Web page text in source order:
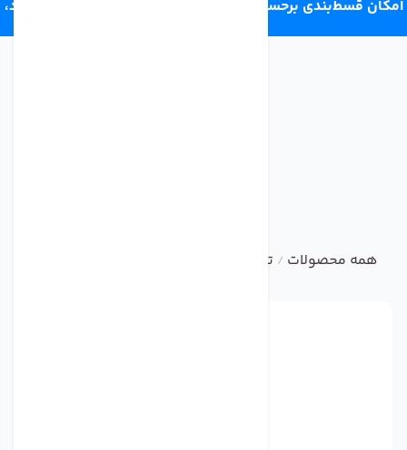
امکان قسط‌بندی برحسب اعتبار ترب‌پی 4 قسط ماهانه. بدون سود،
همه محصولات / تجهیزات اندازه گیری